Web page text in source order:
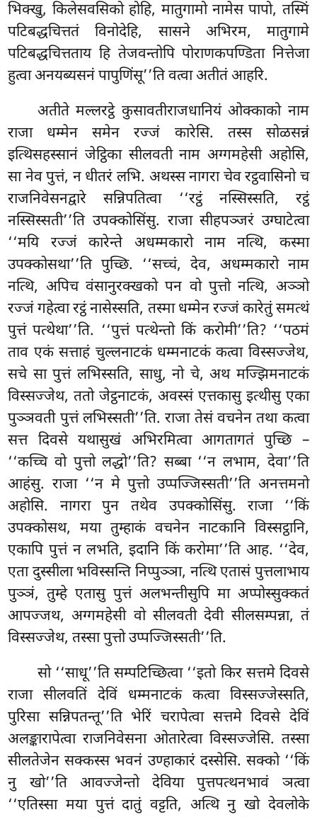
भिक्खु, किलेसवसिको होहि, मातुगामो नामेस पापो, तस्मिं
पटिबद्धचित्ततं विनोदेहि, सासने अभिरम, मातुगामे
पटिबद्धचित्तताय हि तेजवन्तोपि पोराणकपण्डिता नित्तेजा
हुत्वा अनयब्यसनं पापुणिंसू’’ति वत्वा अतीतं आहरि.
अतीते मल्लरट्ठे कुसावतीराजधानियं ओक्काको नाम
राजा धम्मेन समेन रज्जं कारेसि. तस्स सोळसन्नं
इत्थिसहस्सानं जेट्ठिका सीलवती नाम अग्गमहेसी अहोसि,
सा नेव पुत्तं, न धीतरं लभि. अथस्स नागरा चेव रट्ठवासिनो च
राजनिवेसनद्वारे सन्निपतित्वा ‘‘रट्ठं नस्सिस्सति, रट्ठं
नस्सिस्सती’’ति उपक्कोसिंसु. राजा सीहपञ्जरं उग्घाटेत्वा
‘‘मयि रज्जं कारेन्ते अधम्मकारो नाम नत्थि, कस्मा
उपक्कोसथा’’ति पुच्छि. ‘‘सच्चं, देव, अधम्मकारो नाम
नत्थि, अपिच वंसानुरक्खकोपन वो पुत्तो नत्थि, अञ्ञो
रज्जं गहेत्वा रट्ठं नासेस्सति, तस्मा धम्मेन रज्जं कारेतुं समत्थं
पुत्तं पत्थेथा’’ति. ‘‘पुत्तं पत्थेन्तो किं करोमी’’ति? ‘‘पठमं
ताव एकं सत्ताहं चुल्लनाटकं धम्मनाटकं कत्वा विस्सज्जेथ,
सचे सा पुत्तं लभिस्सति, साधु, नो चे, अथ मज्झिमनाटकं
विस्सज्जेथ, ततो जेट्ठनाटकं, अवस्सं एत्तकासु इत्थीसु एका
पुञ्ञवती पुत्तं लभिस्सती’’ति. राजा तेसं वचनेन तथा कत्वा
सत्त दिवसे यथासुखं अभिरमित्वा आगतागतं पुच्छि –
‘‘कच्चि वो पुत्तो लद्धो’’ति? सब्बा ‘‘न लभाम, देवा’’ति
आहंसु. राजा ‘‘न मे पुत्तो उप्पज्जिस्सती’’ति अनत्तमनो
अहोसि. नागरा पुन तथेव उपक्कोसिंसु. राजा ‘‘किं
उपक्कोसथ, मया तुम्हाकं वचनेन नाटकानि विस्सट्ठानि,
एकापि पुत्तं न लभति, इदानि किं करोमा’’ति आह. ‘‘देव,
एता दुस्सीला भविस्सन्ति निप्पुञ्ञा, नत्थि एतासं पुत्तलाभाय
पुञ्ञं, तुम्हे एतासु पुत्तं अलभन्तीसुपि मा अप्पोस्सुक्कतं
आपज्जथ, अग्गमहेसी वो सीलवती देवी सीलसम्पन्ना, तं
विस्सज्जेथ, तस्सा पुत्तो उप्पज्जिस्सती’’ति.
सो ‘‘साधू’’ति सम्पटिच्छित्वा ‘‘इतो किर सत्तमे दिवसे
राजा सीलवतिं देविं धम्मनाटकं कत्वा विस्सज्जेस्सति,
पुरिसा सन्निपतन्तू’’ति भेरिं चरापेत्वा सत्तमे दिवसे देविं
अलङ्कारापेत्वा राजनिवेसना ओतारेत्वा विस्सज्जेसि. तस्सा
सीलतेजेन सक्कस्स भवनं उण्हाकारं दस्सेसि. सक्को ‘‘किं
नु खो’’ति आवज्जेन्तो देविया पुत्तपत्थनभावं ञत्वा
‘‘एतिस्सा मया पुत्तंदातुं वट्टति, अत्थि नु खो देवलोके